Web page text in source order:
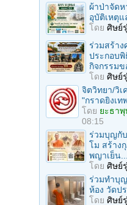
ผ้าป่าจัดห
อุบัติเหตุแ
โดย ศิษย์
ร่วมสร้าง
ประกอบ
กิจกรรมข
โดย ศิษย์
จิตวิทยา/วิเ
"กราดยิงเ
โดย ยะธา
08:15
ร่วมบุญกั
โม สร้าง
พญาเย็น...
โดย ศิษย์
ร่วมทําบุ
ห้อง วัดป
โดย ศิษย์